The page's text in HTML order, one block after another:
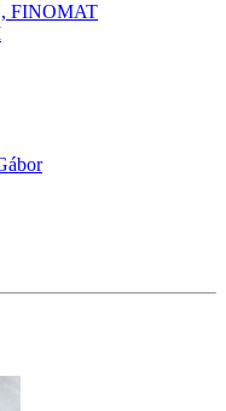
FINOMAT